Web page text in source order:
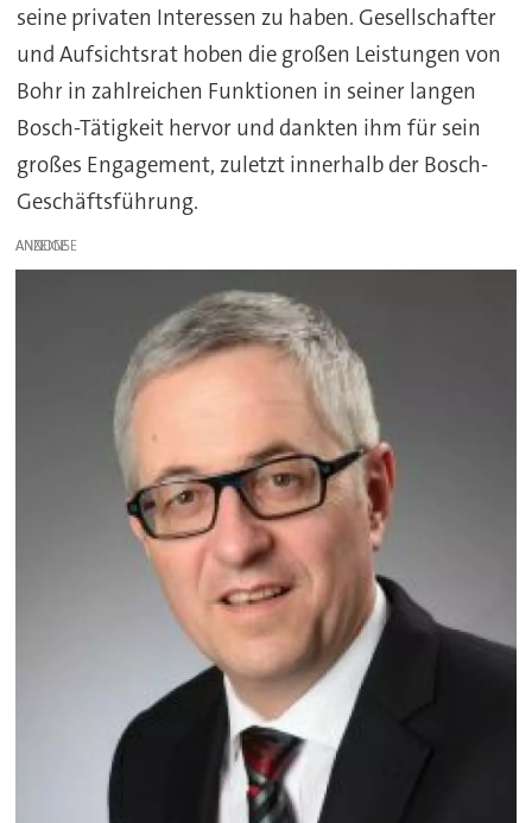
seine privaten Interessen zu haben. Gesellschafter
und Aufsichtsrat hoben die großen Leistungen von
Bohr in zahlreichen Funktionen in seiner langen
Bosch-Tätigkeit hervor und dankten ihm für sein
großes Engagement, zuletzt innerhalb der Bosch-
Geschäftsführung.
ANZEIGE